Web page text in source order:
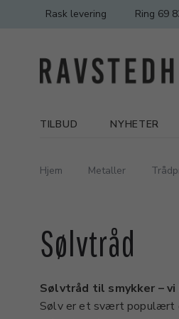
Rask levering Ring 69
TILBUD NYHETER
Hjem Metaller
Sølvtråd
Sølvtråd til smykker –
Sølv er et svært populært